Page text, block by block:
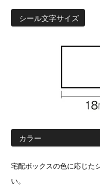
シール文字サイズ
カラー
宅配ボックスの色に応じた
い。